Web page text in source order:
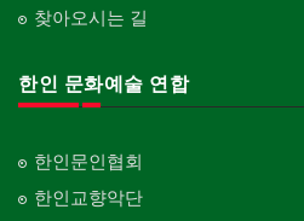
찾아오시는 길
한인 문화예술 연합
한인문인협회
한인교향악단